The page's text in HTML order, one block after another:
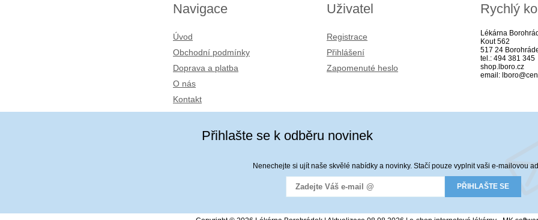
Navigace
Úvod
Obchodní podmínky
Doprava a platba
O nás
Kontakt
Uživatel
Registrace
Přihlášení
Zapomenuté heslo
Rychlý
Lékárna
Kout 562
517 24
tel.: 494 381 345
shop.lboro.cz
email:
Přihlašte se k odběru novinek
Nenechejte si ujít naše skvělé nabídky a novinky. Stačí pouze vyplnit vaši e-mailovou